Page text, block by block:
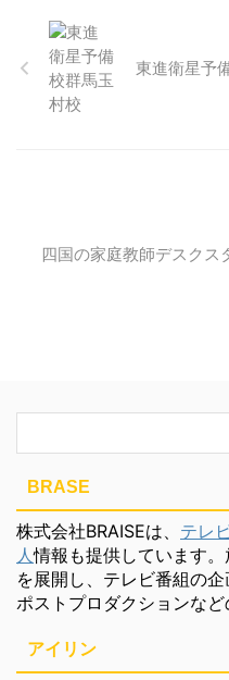
東進衛星予
四国の家庭教師デスクス
BRASE
株式会社BRAISEは、 テレ
人情報も提供しています
を展開し、テレビ番組の
ポストプロダクションなど
アイリン